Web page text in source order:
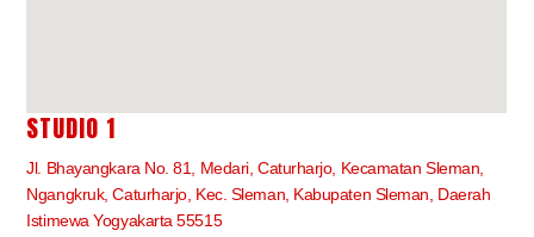
STUDIO 1
Jl. Bhayangkara No. 81, Medari, Caturharjo, Kecamatan Sleman,
Ngangkruk, Caturharjo, Kec. Sleman, Kabupaten Sleman, Daerah
Istimewa Yogyakarta 55515